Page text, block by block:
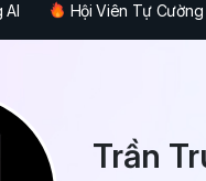
AI Hội Viên Tự Cường
Trần